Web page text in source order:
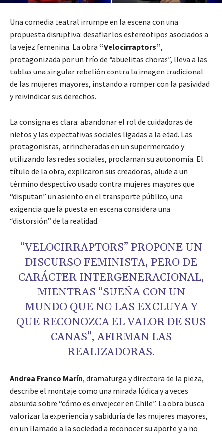
Una comedia teatral irrumpe en la escena con una
propuesta disruptiva: desafiar los estereotipos asociados a
la vejez femenina. La obra “Velocirraptors”,
protagonizada por un trío de “abuelitas choras”, lleva a las
tablas una singular rebelión contra la imagen tradicional
de las mujeres mayores, instando a romper con la pasividad
y reivindicar sus derechos.
La consigna es clara: abandonar el rol de cuidadoras de
nietos y las expectativas sociales ligadas a la edad. Las
protagonistas, atrincheradas en un supermercado y
utilizando las redes sociales, proclaman su autonomía. El
título de la obra, explicaron sus creadoras, alude a un
término despectivo usado contra mujeres mayores que
“disputan” un asiento en el transporte público, una
exigencia que la puesta en escena considera una
“distorsión” de la realidad.
“VELOCIRRAPTORS” PROPONE UN
DISCURSO FEMINISTA, PERO DE
CARÁCTER INTERGENERACIONAL,
MIENTRAS “SUEÑA CON UN
MUNDO QUE NO LAS EXCLUYA Y
QUE RECONOZCA EL VALOR DE SUS
CANAS”, AFIRMAN LAS
REALIZADORAS.
Andrea Franco Marín, dramaturga y directora de la pieza,
describe el montaje como una mirada lúdica y a veces
absurda sobre “cómo es envejecer en Chile”. La obra busca
valorizar la experiencia y sabiduría de las mujeres mayores,
en un llamado a la sociedad a reconocer su aporte y a no